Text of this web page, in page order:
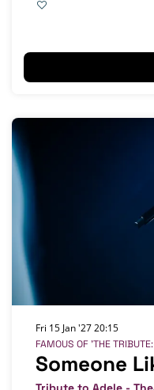
Someone
FAMOUS OF 'THE
Fri 15 Jan '2720:15